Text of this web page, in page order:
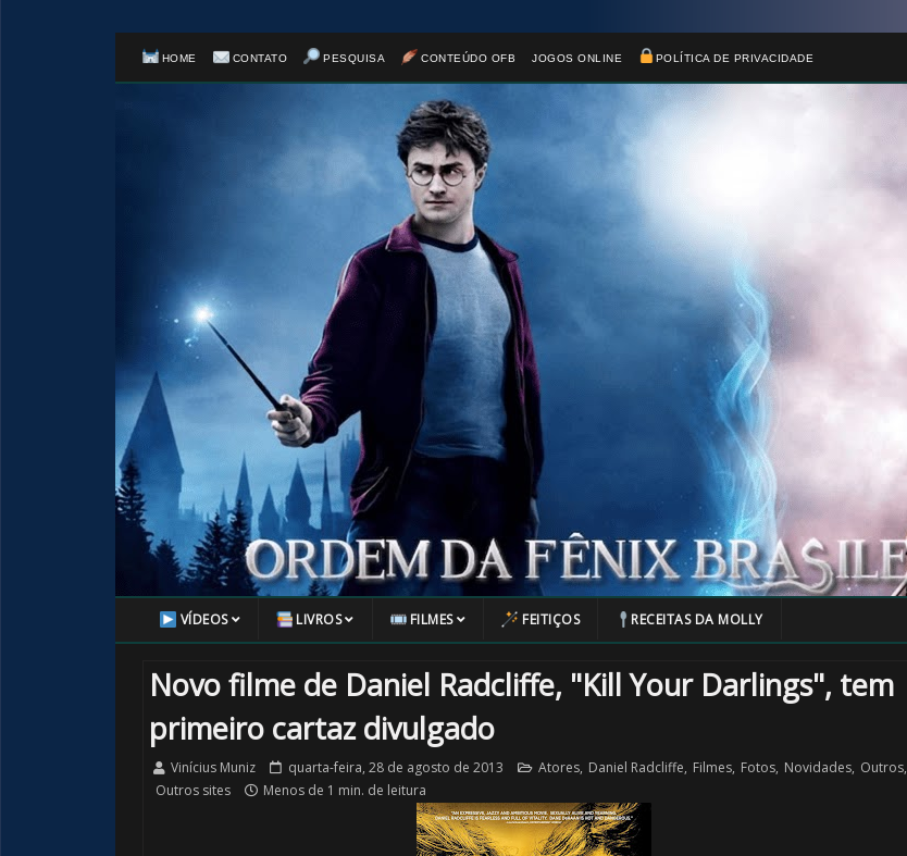
HOME CONTATO PESQUISA CONTEÚDO OFB JOGOS ONLINE POLÍTICA DE PRIVACIDADE
VÍDEOS LIVROS FILMES FEITIÇOS RECEITAS DA MOLLY
Novo filme de Daniel Radcliffe, "Kill Your Darlings", tem
primeiro cartaz divulgado
Vinícius Muniz quarta-feira, 28 de agosto de 2013 Atores, Daniel Radcliffe, Filmes, Fotos, Novidades, Outros,
Outros sites
Menos de 1 min. de leitura